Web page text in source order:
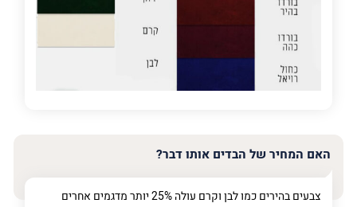
פרט על מה מדובר
האם המחיר של הבדים אותו דבר?
צבעים בהירים כמו לבן וקרם עולה 25% יותר מדגמים אחרים